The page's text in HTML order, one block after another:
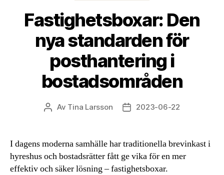
Fastighetsboxar: Den
nya standarden för
posthantering i
bostadsområden
Inläggsförfattare
Av Tina Larsson Inläggsdatum
2023-06-22
I dagens moderna samhälle har traditionella brevinkast i
hyreshus och bostadsrätter fått ge vika för en mer
effektiv och säker lösning – fastighetsboxar.